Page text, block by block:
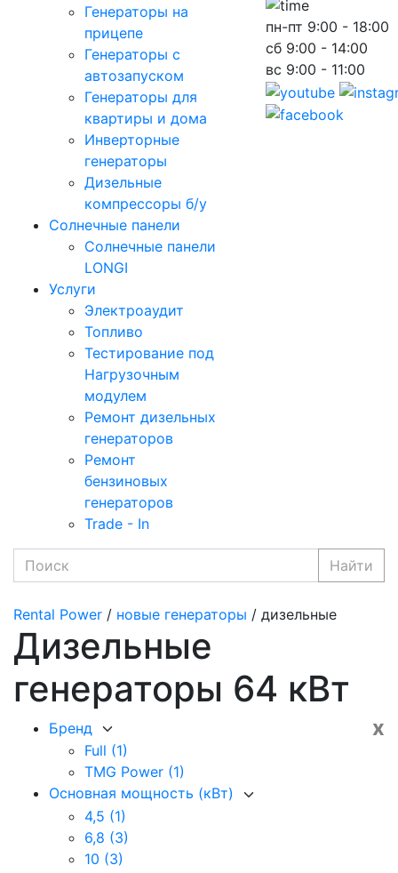
Генераторы на
прицепе
Генераторы с
автозапуском
Генераторы для
квартиры и дома
Инверторные
генераторы
Дизельные
компрессоры б/у
Солнечные панели
Солнечные панели
LONGI
Услуги
Электроаудит
Топливо
Тестирование под
Нагрузочным
модулем
Ремонт дизельных
генераторов
Ремонт
бензиновых
генераторов
Trade - In
пн-пт 9:00 - 18:00
сб 9:00 - 14:00
вс 9:00 - 11:00
Найти
Rental Power / новые генераторы / дизельные
Дизельные
генераторы 64 кВт
x
Бренд
Full (1)
TMG Power (1)
Основная мощность (кВт)
4,5 (1)
6,8 (3)
10 (3)